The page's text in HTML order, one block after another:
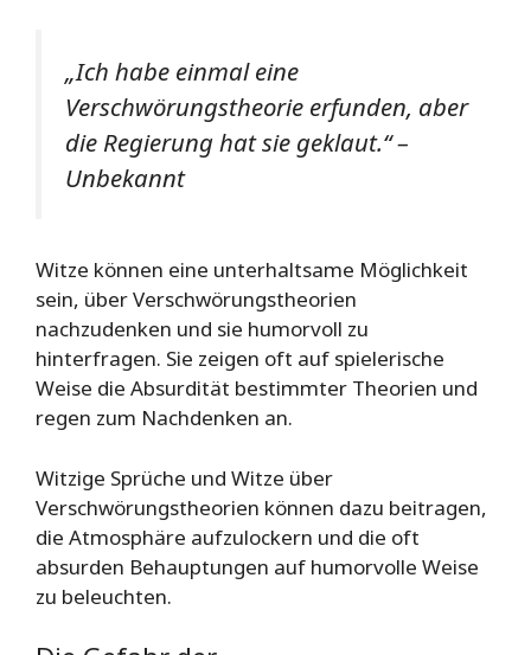
„Ich habe einmal eine
Verschwörungstheorie erfunden, aber
die Regierung hat sie geklaut.“ –
Unbekannt
Witze können eine unterhaltsame Möglichkeit
sein, über Verschwörungstheorien
nachzudenken und sie humorvoll zu
hinterfragen. Sie zeigen oft auf spielerische
Weise die Absurdität bestimmter Theorien und
regen zum Nachdenken an.
Witzige Sprüche und Witze über
Verschwörungstheorien können dazu beitragen,
die Atmosphäre aufzulockern und die oft
absurden Behauptungen auf humorvolle Weise
zu beleuchten.